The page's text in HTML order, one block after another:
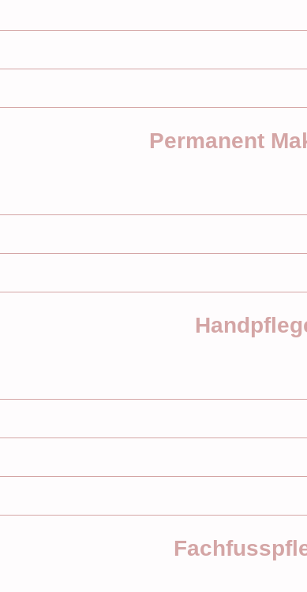
Permanent